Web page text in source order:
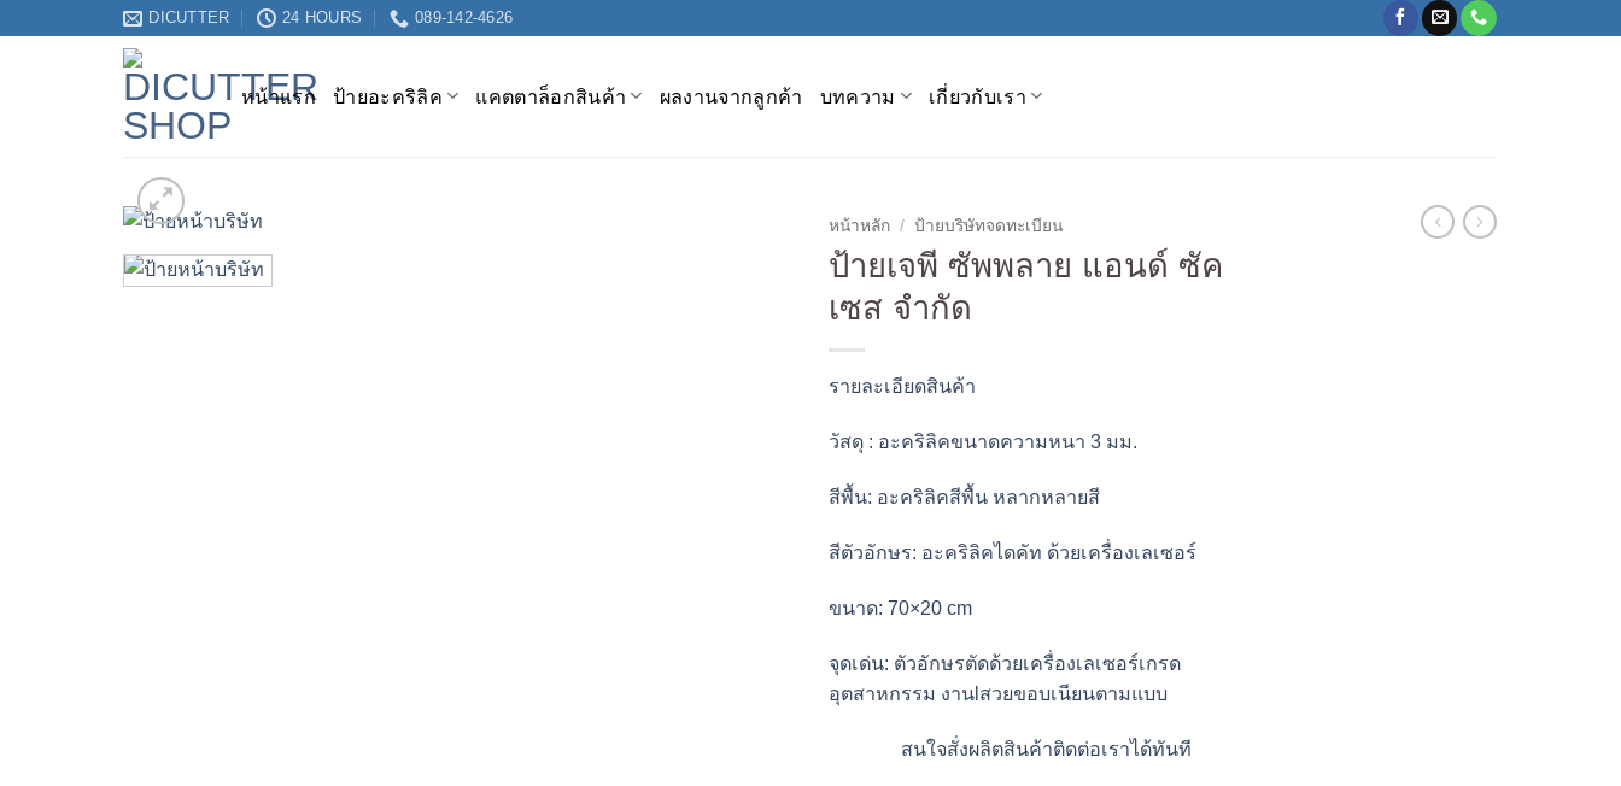
ไป
DICUTTER 24 HOURS 089-142-4626
หน้าแรก ป้ายอะคริลิค แคตตาล็อกสินค้า ผลงานจากลูกค้า บทความ เกี่ยวกับเรา
หน้าหลัก / ป้ายบริษัทจดทะเบียน
ป้ายเจพี ซัพพลาย แอนด์ ซัค
เซส จำกัด
รายละเอียดสินค้า
วัสดุ : อะคริลิคขนาดความหนา 3 มม.
สีพื้น: อะคริลิคสีพื้น หลากหลายสี
สีตัวอักษร: อะคริลิคไดคัท ด้วยเครื่องเลเซอร์
ขนาด: 70×20 cm
จุดเด่น: ตัวอักษรตัดด้วยเครื่องเลเซอร์เกรด
อุตสาหกรรม งานlสวยขอบเนียนตามแบบ
สนใจสั่งผลิตสินค้าติดต่อเราได้ทันที